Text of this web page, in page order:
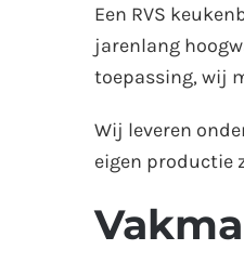
Een RVS
jarenlang
toepassing, wij
Wij leveren
eigen productie